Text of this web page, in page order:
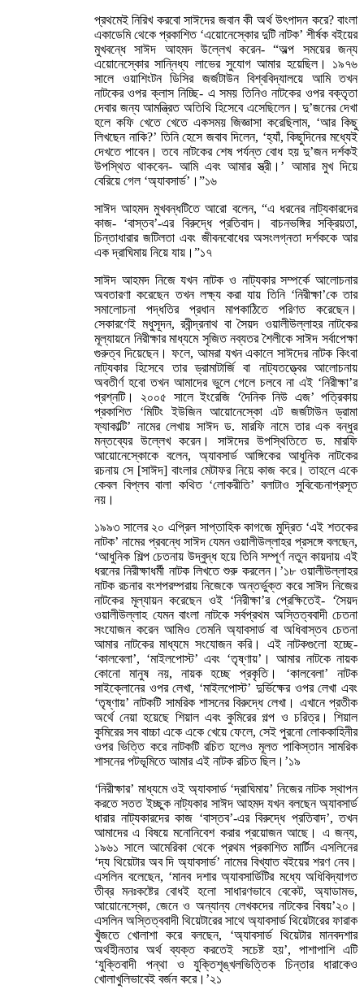
প্রথমেই নিরিখ করবো সাঈদের জবান কী অর্থ উৎপাদন করে? বাংলা
একাডেমি থেকে প্রকাশিত ‘এয়োনেস্কোর দুটি নাটক’ শীর্ষক বইয়ের
মুখবন্ধে সাঈদ আহমদ উল্লেখ করেন- “অল্প সময়ের জন্য
এয়োনেস্কোর সান্নিধ্য লাভের সুযোগ আমার হয়েছিল। ১৯৭৬
সালে ওয়াশিংটন ডিসির জর্জটাউন বিশ্ববিদ্যালয়ে আমি তখন
নাটকের ওপর ক্লাস নিচ্ছি- এ সময় তিনিও নাটকের ওপর বক্তৃতা
দেবার জন্য আমন্ত্রিত অতিথি হিসেবে এসেছিলেন। দু’জনের দেখা
হলে কফি খেতে খেতে একসময় জিজ্ঞাসা করেছিলাম, ‘আর কিছু
লিখছেন নাকি?’ তিনি হেসে জবাব দিলেন, ‘হ্যাঁ, কিছুদিনের মধ্যেই
দেখতে পাবেন। তবে নাটকের শেষ পর্যন্ত বোধ হয় দু’জন দর্শকই
উপস্থিত থাকবেন- আমি এবং আমার স্ত্রী।’ আমার মুখ দিয়ে
বেরিয়ে গেল ‘অ্যাবসার্ড’।”১৬
সাঈদ আহমদ মুখবন্ধটিতে আরো বলেন, “এ ধরনের নাট্যকারদের
কাজ- ‘বাস্তব’-এর বিরুদ্ধে প্রতিবাদ। বাচনভঙ্গির সক্রিয়তা,
চিন্তাধারার জটিলতা এবং জীবনবোধের অসংলগ্নতা দর্শককে আর
এক দ্রাঘিমায় নিয়ে যায়।”১৭
সাঈদ আহমদ নিজে যখন নাটক ও নাট্যকার সম্পর্কে আলোচনার
অবতারণা করেছেন তখন লক্ষ্য করা যায় তিনি ‘নিরীক্ষা’কে তার
সমালোচনা পদ্ধতির প্রধান মাপকাঠিতে পরিণত করেছেন।
সেকারণেই মধুসূদন, রবীন্দ্রনাথ বা সৈয়দ ওয়ালীউল্লাহর নাটকের
মূল্যায়নে নিরীক্ষার মাধ্যমে সৃজিত নব্যতর শৈলীকে সাঈদ সর্বাপেক্ষা
গুরুত্ব দিয়েছেন। ফলে, আমরা যখন একালে সাঈদের নাটক কিংবা
নাট্যকার হিসেবে তার ড্রামাটার্জি বা নাট্যতত্ত্বের আলোচনায়
অবতীর্ণ হবো তখন আমাদের ভুলে গেলে চলবে না এই ‘নিরীক্ষা’র
প্রশ্নটি। ২০০৫ সালে ইংরেজি ‘দৈনিক নিউ এজ’ পত্রিকায়
প্রকাশিত ‘মিটিং ইউজিন আয়োনেস্কো এট জর্জটাউন ড্রামা
ফ্যাকাল্টি’ নামের লেখায় সাঈদ ড. মারফি নামে তার এক বন্ধুর
মন্তব্যের উল্লেখ করেন। সাঈদের উপস্থিতিতে ড. মারফি
আয়োনেস্কোকে বলেন, অ্যাবসার্ড আঙ্গিকের আধুনিক নাটকের
রচনায় সে [সাঈদ] বাংলার মেটাফর নিয়ে কাজ করে। তাহলে একে
কেবল বিপ্লব বালা কথিত ‘লোকরীতি’ বলাটাও সুবিবেচনাপ্রসূত
নয়।
১৯৯৩ সালের ২০ এপ্রিল সাপ্তাহিক কাগজে মুদ্রিত ‘এই শতকের
নাটক’ নামের প্রবন্ধে সাঈদ যেমন ওয়ালীউল্লাহর প্রসঙ্গে বলছেন,
‘আধুনিক শিল্প চেতনায় উদ্বুদ্ধ হয়ে তিনি সম্পূর্ণ নতুন কায়দায় এই
ধরনের নিরীক্ষাধর্মী নাটক লিখতে শুরু করলেন।’১৮ ওয়ালীউল্লাহর
নাটক রচনার বংশপরম্পরায় নিজেকে অন্তর্ভুক্ত করে সাঈদ নিজের
নাটকের মূল্যায়ন করেছেন ওই ‘নিরীক্ষা’র প্রেক্ষিতেই- ‘সৈয়দ
ওয়ালীউল্লাহ যেমন বাংলা নাটকে সর্বপ্রথম অস্তিত্ববাদী চেতনা
সংযোজন করেন আমিও তেমনি অ্যাবসার্ড বা অধিবাস্তব চেতনা
আমার নাটকের মাধ্যমে সংযোজন করি। এই নাটকগুলো হচ্ছে-
‘কালবেলা’, ‘মাইলপোস্ট’ এবং ‘তৃষ্ণায়’। আমার নাটকে নায়ক
কোনো মানুষ নয়, নায়ক হচ্ছে প্রকৃতি। ‘কালবেলা’ নাটক
সাইক্লোনের ওপর লেখা, ‘মাইলপোস্ট’ দুর্ভিক্ষের ওপর লেখা এবং
‘তৃষ্ণায়’ নাটকটি সামরিক শাসনের বিরুদ্ধে লেখা। এখানে প্রতীক
অর্থে নেয়া হয়েছে শিয়াল এবং কুমিরের গল্প ও চরিত্র। শিয়াল
কুমিরের সব বাচ্চা একে একে খেয়ে ফেলে, সেই পুরনো লোককাহিনীর
ওপর ভিত্তি করে নাটকটি রচিত হলেও মূলত পাকিস্তান সামরিক
শাসনের পটভূমিতে আমার এই নাটক রচিত ছিল।’১৯
‘নিরীক্ষার’ মাধ্যমে ওই অ্যাবসার্ড ‘দ্রাঘিমায়’ নিজের নাটক স্থাপন
করতে সতত ইচ্ছুক নাট্যকার সাঈদ আহমদ যখন বলছেন অ্যাবসার্ড
ধারার নাট্যকারদের কাজ ‘বাস্তব’-এর বিরুদ্ধে প্রতিবাদ’, তখন
আমাদের এ বিষয়ে মনোনিবেশ করার প্রয়োজন আছে। এ জন্য,
১৯৬১ সালে আমেরিকা থেকে প্রথম প্রকাশিত মার্টিন এসলিনের
‘দ্য থিয়েটার অব দি অ্যাবসার্ড’ নামের বিখ্যাত বইয়ের শরণ নেব।
এসলিন বলেছেন, ‘মানব দশার অ্যাবসার্ডিটির মধ্যে অধিবিদ্যাগত
তীব্র মনঃকষ্টের বোধই হলো সাধারণভাবে বেকেট, অ্যাডামভ,
আয়োনেস্কো, জেনে ও অন্যান্য লেখকদের নাটকের বিষয়’২০।
এসলিন অস্তিত্ববাদী থিয়েটারের সাথে অ্যাবসার্ড থিয়েটারের ফারাক
খুঁজতে খোলাশা করে বলছেন, ‘অ্যাবসার্ড থিয়েটার মানবদশার
অর্থহীনতার অর্থ ব্যক্ত করতেই সচেষ্ট হয়’, পাশাপাশি এটি
‘যুক্তিবাদী পন্থা ও যুক্তিশৃঙ্খলভিত্তিক চিন্তার ধারাকেও
খোলাখুলিভাবেই বর্জন করে।’২১